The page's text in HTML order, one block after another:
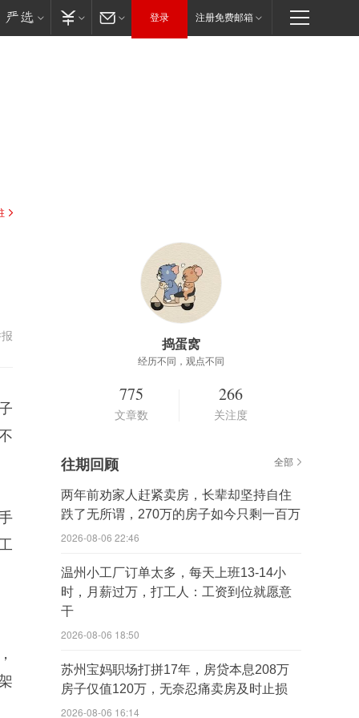
登录 注册免费邮箱
捣蛋窝
经历不同，观点不同
775
文章数
266
关注度
往期回顾 全部
两年前劝家人赶紧卖房，长辈却坚持自住
跌了无所谓，270万的房子如今只剩一百万
2026-08-06 22:46
温州小工厂订单太多，每天上班13‑14小
时，月薪过万，打工人：工资到位就愿意
干
2026-08-06 18:50
苏州宝妈职场打拼17年，房贷本息208万
房子仅值120万，无奈忍痛卖房及时止损
2026-08-06 16:14